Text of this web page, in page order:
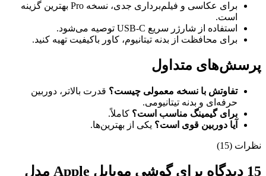
برای عکاسی و فیلم‌برداری جدی، نسخه Pro بهترین گزینه
است.
استفاده از شارژر سریع USB-C توصیه می‌شود.
برای محافظت از بدنه تیتانیوم، کاور باکیفیت تهیه کنید.
پرسش‌های متداول
تفاوتش با نسخه معمولی چیست؟ قدرت بالاتر، دوربین
حرفه‌ای و بدنه تیتانیومی.
برای گیمینگ مناسب است؟ کاملاً.
آیا دوربین قوی است؟ یکی از بهترین‌ها.
نظرات (15)
15 دیدگاه برای
گوشی موبایل Apple مدل